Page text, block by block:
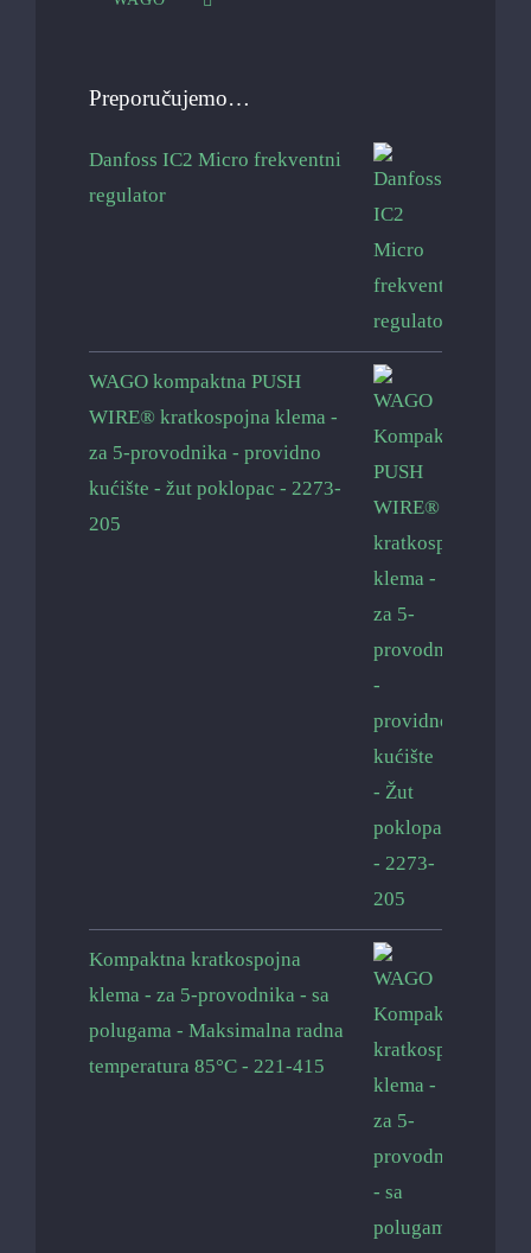
Preporučujemo…
Danfoss IC2 Micro frekventni
regulator
WAGO kompaktna PUSH
WIRE® kratkospojna klema -
za 5-provodnika - providno
kućište - žut poklopac - 2273-
205
Kompaktna kratkospojna
klema - za 5-provodnika - sa
polugama - Maksimalna radna
temperatura 85°C - 221-415